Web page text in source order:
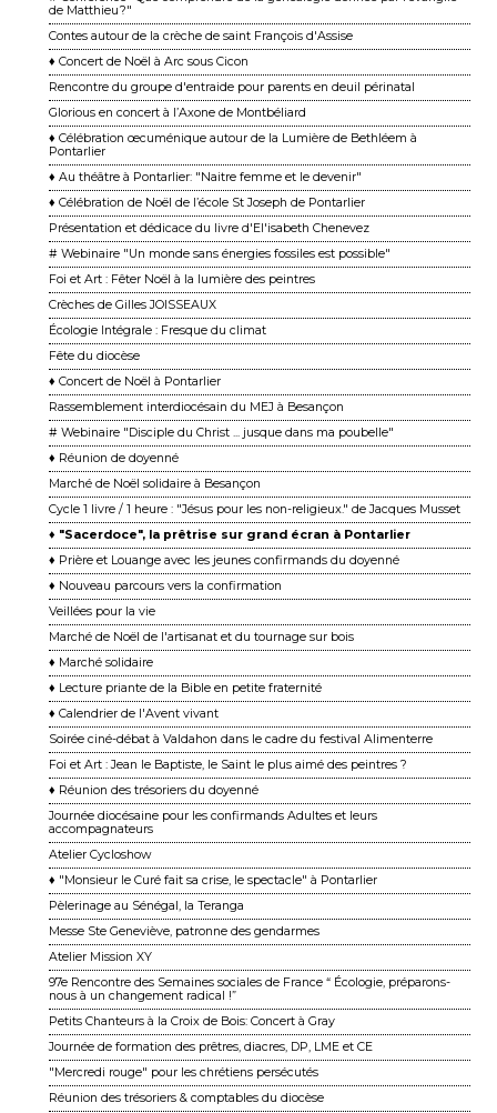
de Matthieu ?"
Contes autour de la crèche de saint François d'Assise
♦ Concert de Noël à Arc sous Cicon
Rencontre du groupe d'entraide pour parents en deuil périnatal
Glorious en concert à l’Axone de Montbéliard
♦ Célébration œcuménique autour de la Lumière de Bethléem à
Pontarlier
♦ Au théâtre à Pontarlier: "Naitre femme et le devenir"
♦ Célébration de Noël de l’école St Joseph de Pontarlier
Présentation et dédicace du livre d'El'isabeth Chenevez
# Webinaire "Un monde sans énergies fossiles est possible"
Foi et Art : Fêter Noël à la lumière des peintres
Crèches de Gilles JOISSEAUX
Écologie Intégrale : Fresque du climat
Fête du diocèse
♦ Concert de Noël à Pontarlier
Rassemblement interdiocésain du MEJ à Besançon
# Webinaire "Disciple du Christ ... jusque dans ma poubelle"
♦ Réunion de doyenné
Marché de Noël solidaire à Besançon
Cycle 1 livre / 1 heure : "Jésus pour les non-religieux." de Jacques Musset
♦ "Sacerdoce", la prêtrise sur grand écran à Pontarlier
♦ Prière et Louange avec les jeunes confirmands du doyenné
♦ Nouveau parcours vers la confirmation
Veillées pour la vie
Marché de Noël de l'artisanat et du tournage sur bois
♦ Marché solidaire
♦ Lecture priante de la Bible en petite fraternité
♦ Calendrier de l'Avent vivant
Soirée ciné-débat à Valdahon dans le cadre du festival Alimenterre
Foi et Art : Jean le Baptiste, le Saint le plus aimé des peintres ?
♦ Réunion des trésoriers du doyenné
Journée diocésaine pour les confirmands Adultes et leurs
accompagnateurs
Atelier Cycloshow
♦ "Monsieur le Curé fait sa crise, le spectacle" à Pontarlier
Pèlerinage au Sénégal, la Teranga
Messe Ste Geneviève, patronne des gendarmes
Atelier Mission XY
97e Rencontre des Semaines sociales de France “ Écologie, préparons-
nous à un changement ra dical !”
Petits Chanteurs à la Croix de Bois: Concert à Gray
Journée de formation des prêtres, diacres, DP, LME et CE
"Mercredi rouge" pour les chrétiens persécutés
Réunion des trésoriers & comptables du diocèse